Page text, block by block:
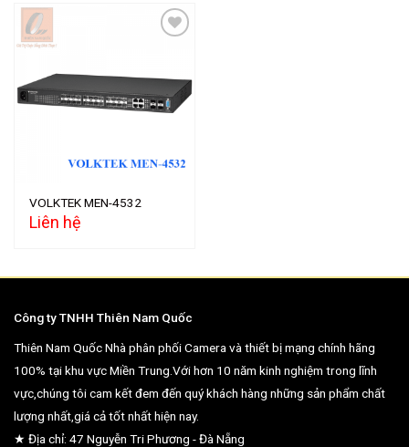
Add to
wishlist
VOLKTEK MEN-4532
Liên hệ
Công ty TNHH Thiên Nam Quốc
Thiên Nam Quốc Nhà phân phối Camera và thiết bị mạng chính hãng
100% tại khu vực Miền Trung.Với hơn 10 năm kinh nghiệm trong lĩnh
vực,chúng tôi cam kết đem đến quý khách hàng những sản phẩm chất
lượng nhất,giá cả tốt nhất hiện nay.
★ Địa chỉ: 47 Nguyễn Tri Phương - Đà Nẵng